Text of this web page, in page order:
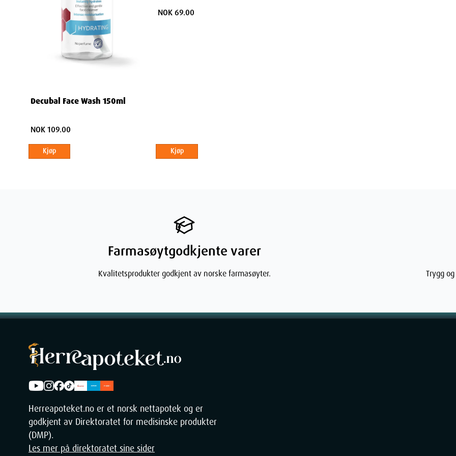
Decubal Face Wash 150ml
NOK 109.00
Kjøp
NOK 69.00
Kjøp
Farmasøytgodkjente varer
Kvalitetsprodukter godkjent av norske farmasøyter. Trygg
Herreapoteket.no er et norsk nettapotek og er
godkjent av Direktoratet for medisinske produkter
(DMP).
Les mer på direktoratet sine sider